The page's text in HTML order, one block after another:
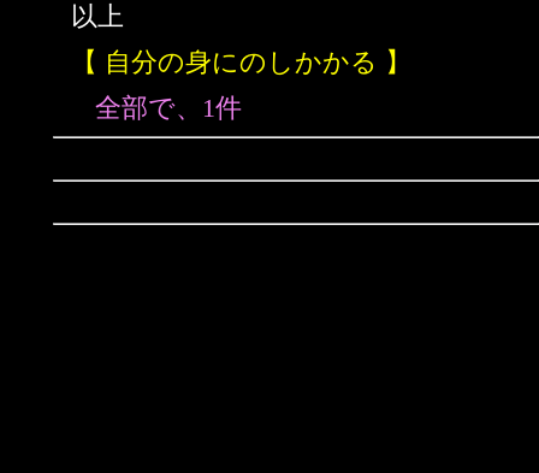
以上
【 自分の身にのしかかる 】
全部で、1件